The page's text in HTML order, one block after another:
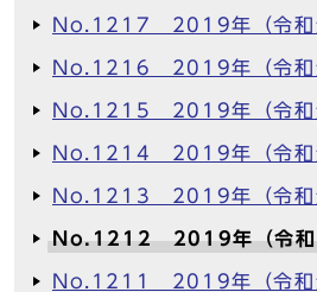
No.1217 2019年（令和
No.1216 2019年（令和
No.1215 2019年（令和
No.1214 2019年（令和
No.1213 2019年（令和
No.1212 2019年（令和
No.1211 2019年（令和